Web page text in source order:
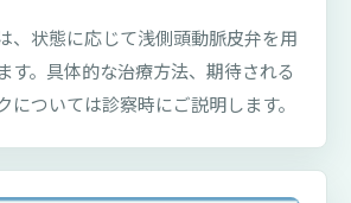
、状態に応じて浅側頭動脈皮弁を用
す。具体的な治療方法、期待される
については診察時にご説明します。